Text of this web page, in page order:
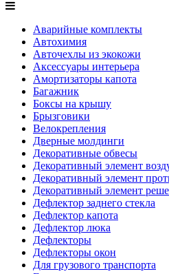
Аварийные комплекты
Автохимия
Авточехлы из экокожи
Аксессуары интерьера
Амортизаторы капота
Багажник
Боксы на крышу
Брызговики
Велокрепления
Дверные молдинги
Декоративные обвесы
Декоративный элемент
Декоративный элемент
Декоративный элемент
Дефлектор заднего стекла
Дефлектор капота
Дефлектор люка
Дефлекторы
Дефлекторы окон
Для грузового транспорта